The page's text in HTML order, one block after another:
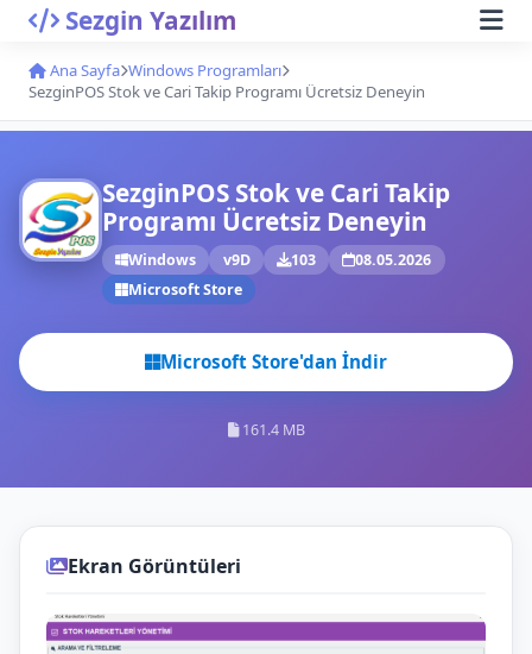
Sezgin Yazılım
Ana Sayfa Windows Programları
SezginPOS Stok ve Cari Takip Programı Ücretsiz Deneyin
SezginPOS Stok ve Cari Takip
Programı Ücretsiz Deneyin
Windows v9D 103
08.05.2026
Microsoft Store
Microsoft Store'dan İndir
161.4 MB
Ekran Görüntüleri